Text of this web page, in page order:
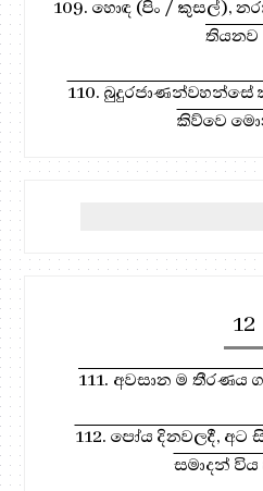
109. හොඳ (පිං / කුසල්),
තියනව
110.
කිව්වෙ
12
111. අවසාන ම
112. පෝය දිනවලදී, අට
සමාදන් විය